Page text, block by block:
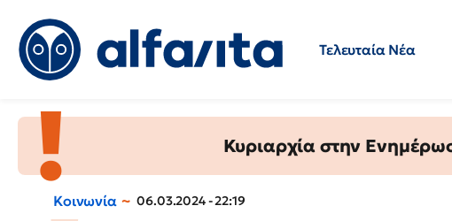
Τελευταία Νέα
Κυριαρχία στην
Κοινωνία 06.03.2024 - 22:19